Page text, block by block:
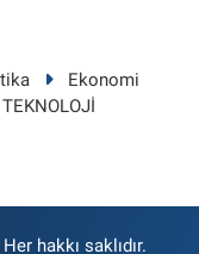
Ekonomi
TEKNOLOJİ
hakkı saklıdır.